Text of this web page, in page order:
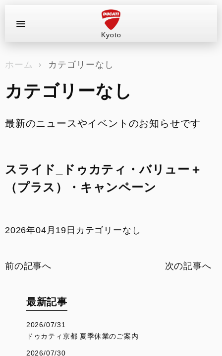
Kyoto
ラインナップ
店舗情報
新車
試乗車（レンタル）
イベント
SNS
ホーム カテゴリーなし
カテゴリーなし
最新のニュースやイベントのお知らせです
スライド_ドゥカティ・バリュー＋
（プラス）・キャンペーン
2026年04月19日 カテゴリーなし
前の記事へ 次の記事へ
最新記事
2026/07/31
ドゥカティ京都 夏季休業のご案内
2026/07/30